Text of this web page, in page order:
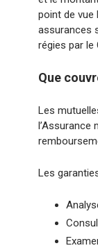
point de vue
assurances
régies par le
Que
Les
l’Assurance
Les